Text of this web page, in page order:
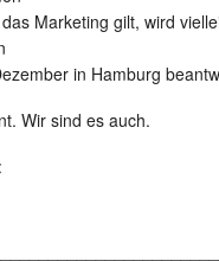
Marketing gilt, wird
in Hamburg
Wir sind es auch.